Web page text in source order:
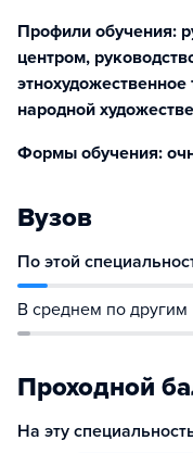
Профили обучения:
центром,
этнохудожественное
народной
Формы обучения:
Вузов
По этой
В среднем по другим
Проходной
На эту